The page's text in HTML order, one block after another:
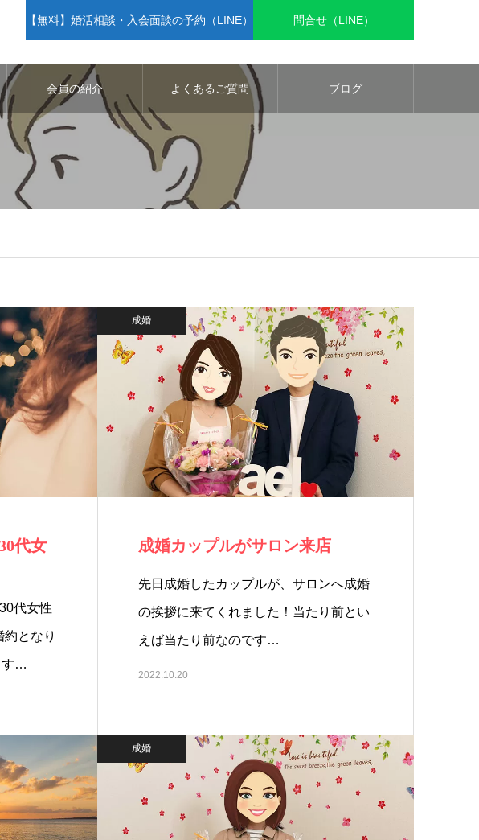
【無料】婚活相談・入会面談の予約（LINE） 問合せ（LINE）
会員の紹介 よくあるご質問 ブログ
代女
代女性
となり
す…
成婚
成婚カップルがサロン来店
先日成婚したカップルが、サロンへ成婚
の挨拶に来てくれました！当たり前とい
えば当たり前なのです…
2022.10.20
成婚